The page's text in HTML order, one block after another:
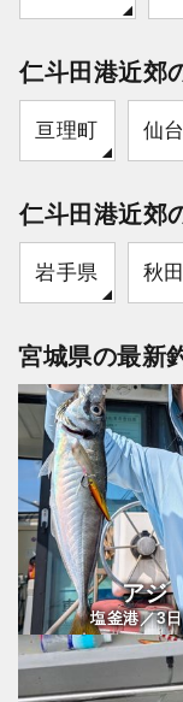
仁斗田港近郊
亘理町 仙
仁斗田港近郊
岩手県 秋
宮城県の最新
アジ
塩釜港／3